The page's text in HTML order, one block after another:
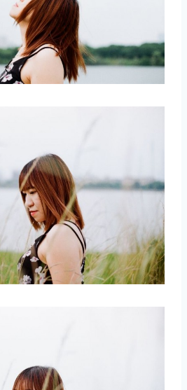
搜索